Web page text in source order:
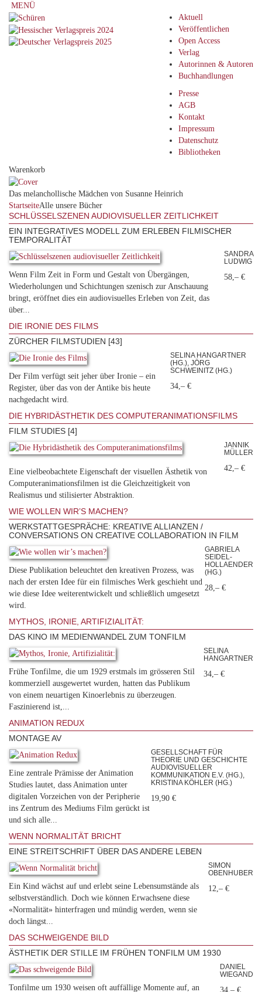
MENÜ
Aktuell
Veröffentlichen
Open Access
Verlag
Autorinnen & Autoren
Buchhandlungen
Presse
AGB
Kontakt
Impressum
Datenschutz
Bibliotheken
Warenkorb
Das melanchollische Mädchen von Susanne Heinrich
StartseiteAlle unsere Bücher
SCHLÜSSELSZENEN AUDIOVISUELLER ZEITLICHKEIT
EIN INTEGRATIVES MODELL ZUM ERLEBEN FILMISCHER
TEMPORALITÄT
Wenn Film Zeit in Form und Gestalt von Übergängen,
Wiederholungen und Schichtungen szenisch zur Anschauung
bringt, eröffnet dies ein audiovisuelles Erleben von Zeit, das
über...
SANDRA
LUDWIG
58,– €
DIE IRONIE DES FILMS
ZÜRCHER FILMSTUDIEN [43]
Der Film verfügt seit jeher über Ironie – ein
Register, über das von der Antike bis heute
nachgedacht wird.
SELINA HANGARTNER
(HG.), JÖRG
SCHWEINITZ (HG.)
34,– €
DIE HYBRIDÄSTHETIK DES COMPUTERANIMATIONSFILMS
FILM STUDIES [4]
Eine vielbeobachtete Eigenschaft der visuellen Ästhetik von
Computeranimationsfilmen ist die Gleichzeitigkeit von
Realismus und stilisierter Abstraktion.
JANNIK
MÜLLER
42,– €
WIE WOLLEN WIR’S MACHEN?
WERKSTATTGESPRÄCHE: KREATIVE ALLIANZEN /
CONVERSATIONS ON CREATIVE COLLABORATION IN FILM
Diese Publikation beleuchtet den kreativen Prozess, was
nach der ersten Idee für ein filmisches Werk geschieht und
wie diese Idee weiterentwickelt und schließlich umgesetzt
wird.
GABRIELA
SEIDEL-
HOLLAENDER
(HG.)
28,– €
MYTHOS, IRONIE, ARTIFIZIALITÄT:
DAS KINO IM MEDIENWANDEL ZUM TONFILM
Frühe Tonfilme, die um 1929 erstmals im grösseren Stil
kommerziell ausgewertet wurden, hatten das Publikum
von einem neuartigen Kinoerlebnis zu überzeugen.
Faszinierend ist,...
SELINA
HANGARTNER
34,– €
ANIMATION REDUX
MONTAGE AV
Eine zentrale Prämisse der Animation
Studies lautet, dass Animation unter
digitalen Vorzeichen von der Peripherie
ins Zentrum des Mediums Film gerückt ist
und sich alle...
GESELLSCHAFT FÜR
THEORIE UND GESCHICHTE
AUDIOVISUELLER
KOMMUNIKATION E.V. (HG.),
KRISTINA KÖHLER (HG.)
19,90 €
WENN NORMALITÄT BRICHT
EINE STREITSCHRIFT ÜBER DAS ANDERE LEBEN
Ein Kind wächst auf und erlebt seine Lebensumstände als
selbstverständlich. Doch wie können Erwachsene diese
«Normalität» hinterfragen und mündig werden, wenn sie
doch längst...
SIMON
OBENHUBER
12,– €
DAS SCHWEIGENDE BILD
ÄSTHETIK DER STILLE IM FRÜHEN TONFILM UM 1930
Tonfilme um 1930 weisen oft auffällige Momente auf, an
DANIEL
WIEGAND
34,– €